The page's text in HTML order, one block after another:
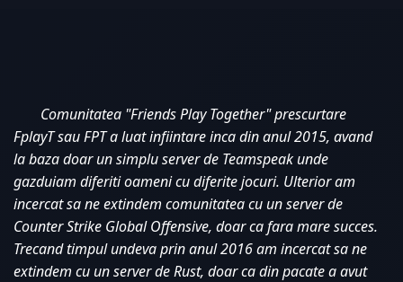
Comunitatea "Friends Play Together" prescurtare
FplayT sau FPT a luat infiintare inca din anul 2015, avand
la baza doar un simplu server de Teamspeak unde
gazduiam diferiti oameni cu diferite jocuri. Ulterior am
incercat sa ne extindem comunitatea cu un server de
Counter Strike Global Offensive, doar ca fara mare succes.
Trecand timpul undeva prin anul 2016 am incercat sa ne
extindem cu un server de Rust, doar ca din pacate a avut